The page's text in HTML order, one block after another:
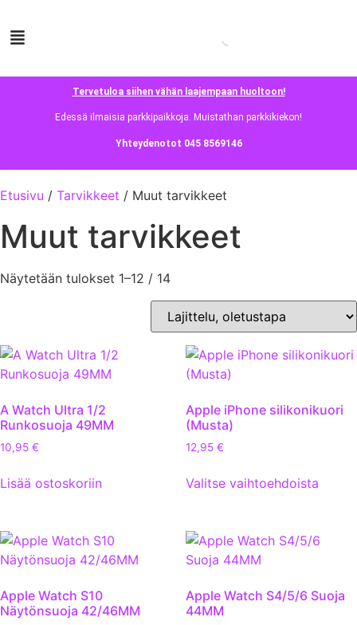
Tervetuloa siihen vähän laajempaan huoltoon!
Edessä ilmaisia parkkipaikkoja. Muistathan parkkikiekon!
Yhteydenotot 045 8569146
Etusivu / Tarvikkeet / Muut tarvikkeet
Muut tarvikkeet
Näytetään tulokset 1–12 / 14
A Watch Ultra 1/2
Runkosuoja 49MM
10,95 €
Lisää ostoskoriin
Apple iPhone silikonikuori
(Musta)
12,95 €
Valitse vaihtoehdoista
Apple Watch S10
Näytönsuoja 42/46MM
Apple Watch S4/5/6 Suoja
44MM